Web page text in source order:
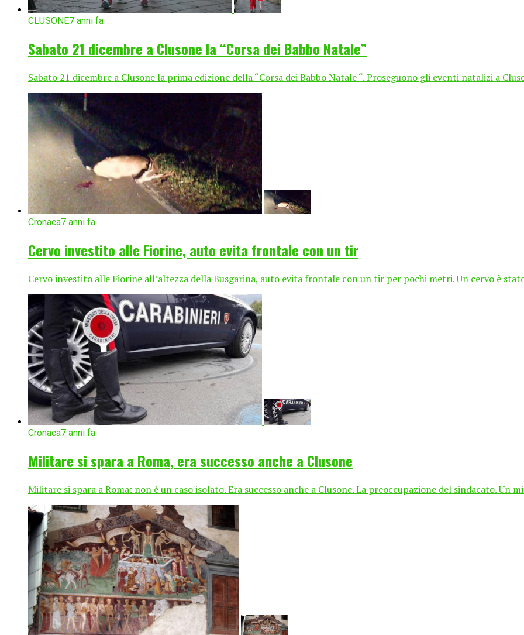
CLUSONE7 anni fa
Sabato 21 dicembre a Clusone la “Corsa dei Babbo Natale”
Sabato 21 dicembre a Clusone la prima edizione della “Corsa dei Babbo Natale “. Proseguono gli eventi natalizi a
Cronaca7 anni fa
Cervo investito alle Fiorine, auto evita frontale con un tir
Cervo investito alle Fiorine all’altezza della Busgarina, auto evita frontale con un tir per pochi metri. Un cervo è
Cronaca7 anni fa
Militare si spara a Roma, era successo anche a Clusone
Militare si spara a Roma: non è un caso isolato. Era successo anche a Clusone. La preoccupazione del sindacato. Un